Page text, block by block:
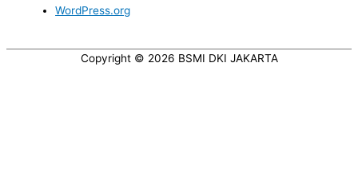
WordPress.org
Copyright © 2026 BSMI DKI JAKARTA